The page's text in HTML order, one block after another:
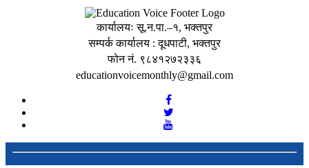
कार्यालयः सू.न.पा.–१, भक्तपुर
सम्पर्क कार्यालय : दूधपाटी, भक्तपुर
फोन नं. ९८४१२७२३३६
educationvoicemonthly@gmail.com